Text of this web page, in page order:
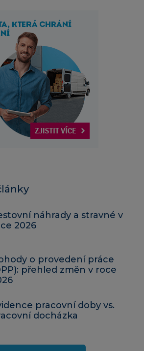
náhrady a stravné v
2026
o provedení práce
přehled změn v roce
pracovní doby vs.
docházka